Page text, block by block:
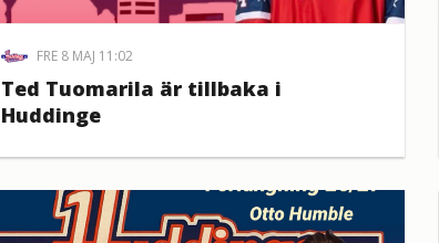
FRE 8 MAJ 11:02
Ted Tuomarila är tillbaka i
Huddinge